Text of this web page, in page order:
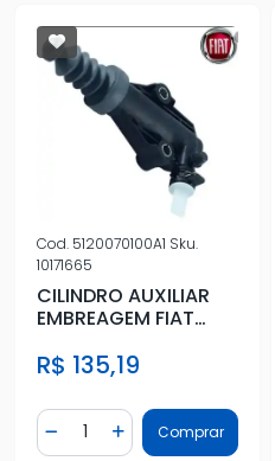
Cod. 5120070100A1 Sku.
10171665
CILINDRO AUXILIAR
EMBREAGEM FIAT
GRAND
R$ 135,19
Diminuir Quantidade
Quantidade
Adicionar Quantidade
Comprar